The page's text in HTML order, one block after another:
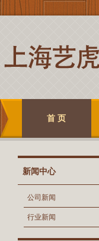
首 页
新闻中心
公司新闻
行业新闻